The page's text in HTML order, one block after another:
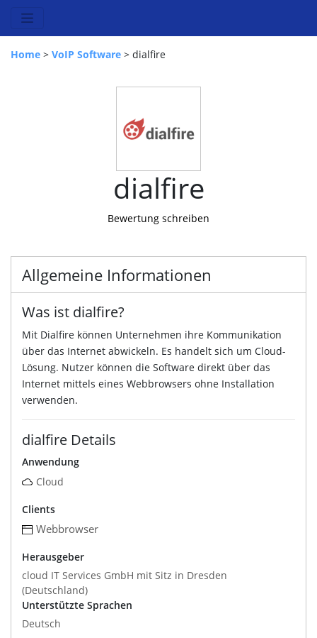
Home > VoIP Software > dialfire
dialfire
Bewertung schreiben
Allgemeine Informationen
Was ist dialfire?
Mit Dialfire können Unternehmen ihre Kommunikation
über das Internet abwickeln. Es handelt sich um Cloud-
Lösung. Nutzer können die Software direkt über das
Internet mittels eines Webbrowsers ohne Installation
verwenden.
dialfire Details
Anwendung
Cloud
Clients
Webbrowser
Herausgeber
cloud IT Services GmbH mit Sitz in Dresden
(Deutschland)
Unterstützte Sprachen
Deutsch